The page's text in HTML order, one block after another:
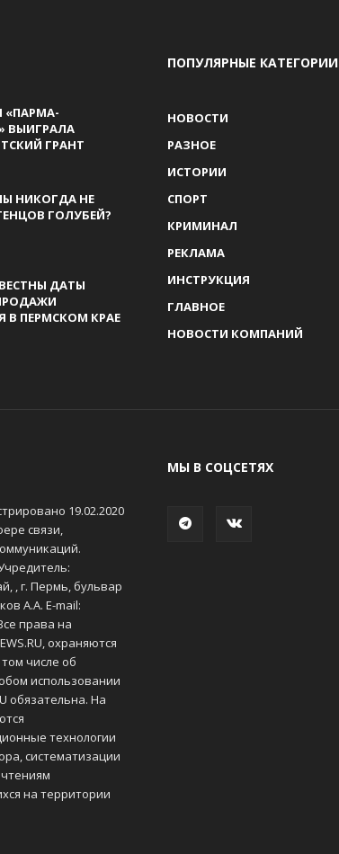
«ПАРМА-
ВЫИГРАЛА
ГРАНТ
НИКОГДА НЕ
ГОЛУБЕЙ?
ДАТЫ
В ПЕРМСКОМ КРАЕ
ПОПУЛЯРНЫЕ КАТЕГОРИИ
НОВОСТИ
РАЗНОЕ
ИСТОРИИ
СПОРТ
КРИМИНАЛ
РЕКЛАМА
ИНСТРУКЦИЯ
ГЛАВНОЕ
НОВОСТИ КОМПАНИЙ
19.02.2020
связи,
, г. Пермь, бульвар
А.А. E-mail:
права на
охраняются
числе об
использовании
обязательна. На
технологии
систематизации
на территории
МЫ В СОЦСЕТЯХ